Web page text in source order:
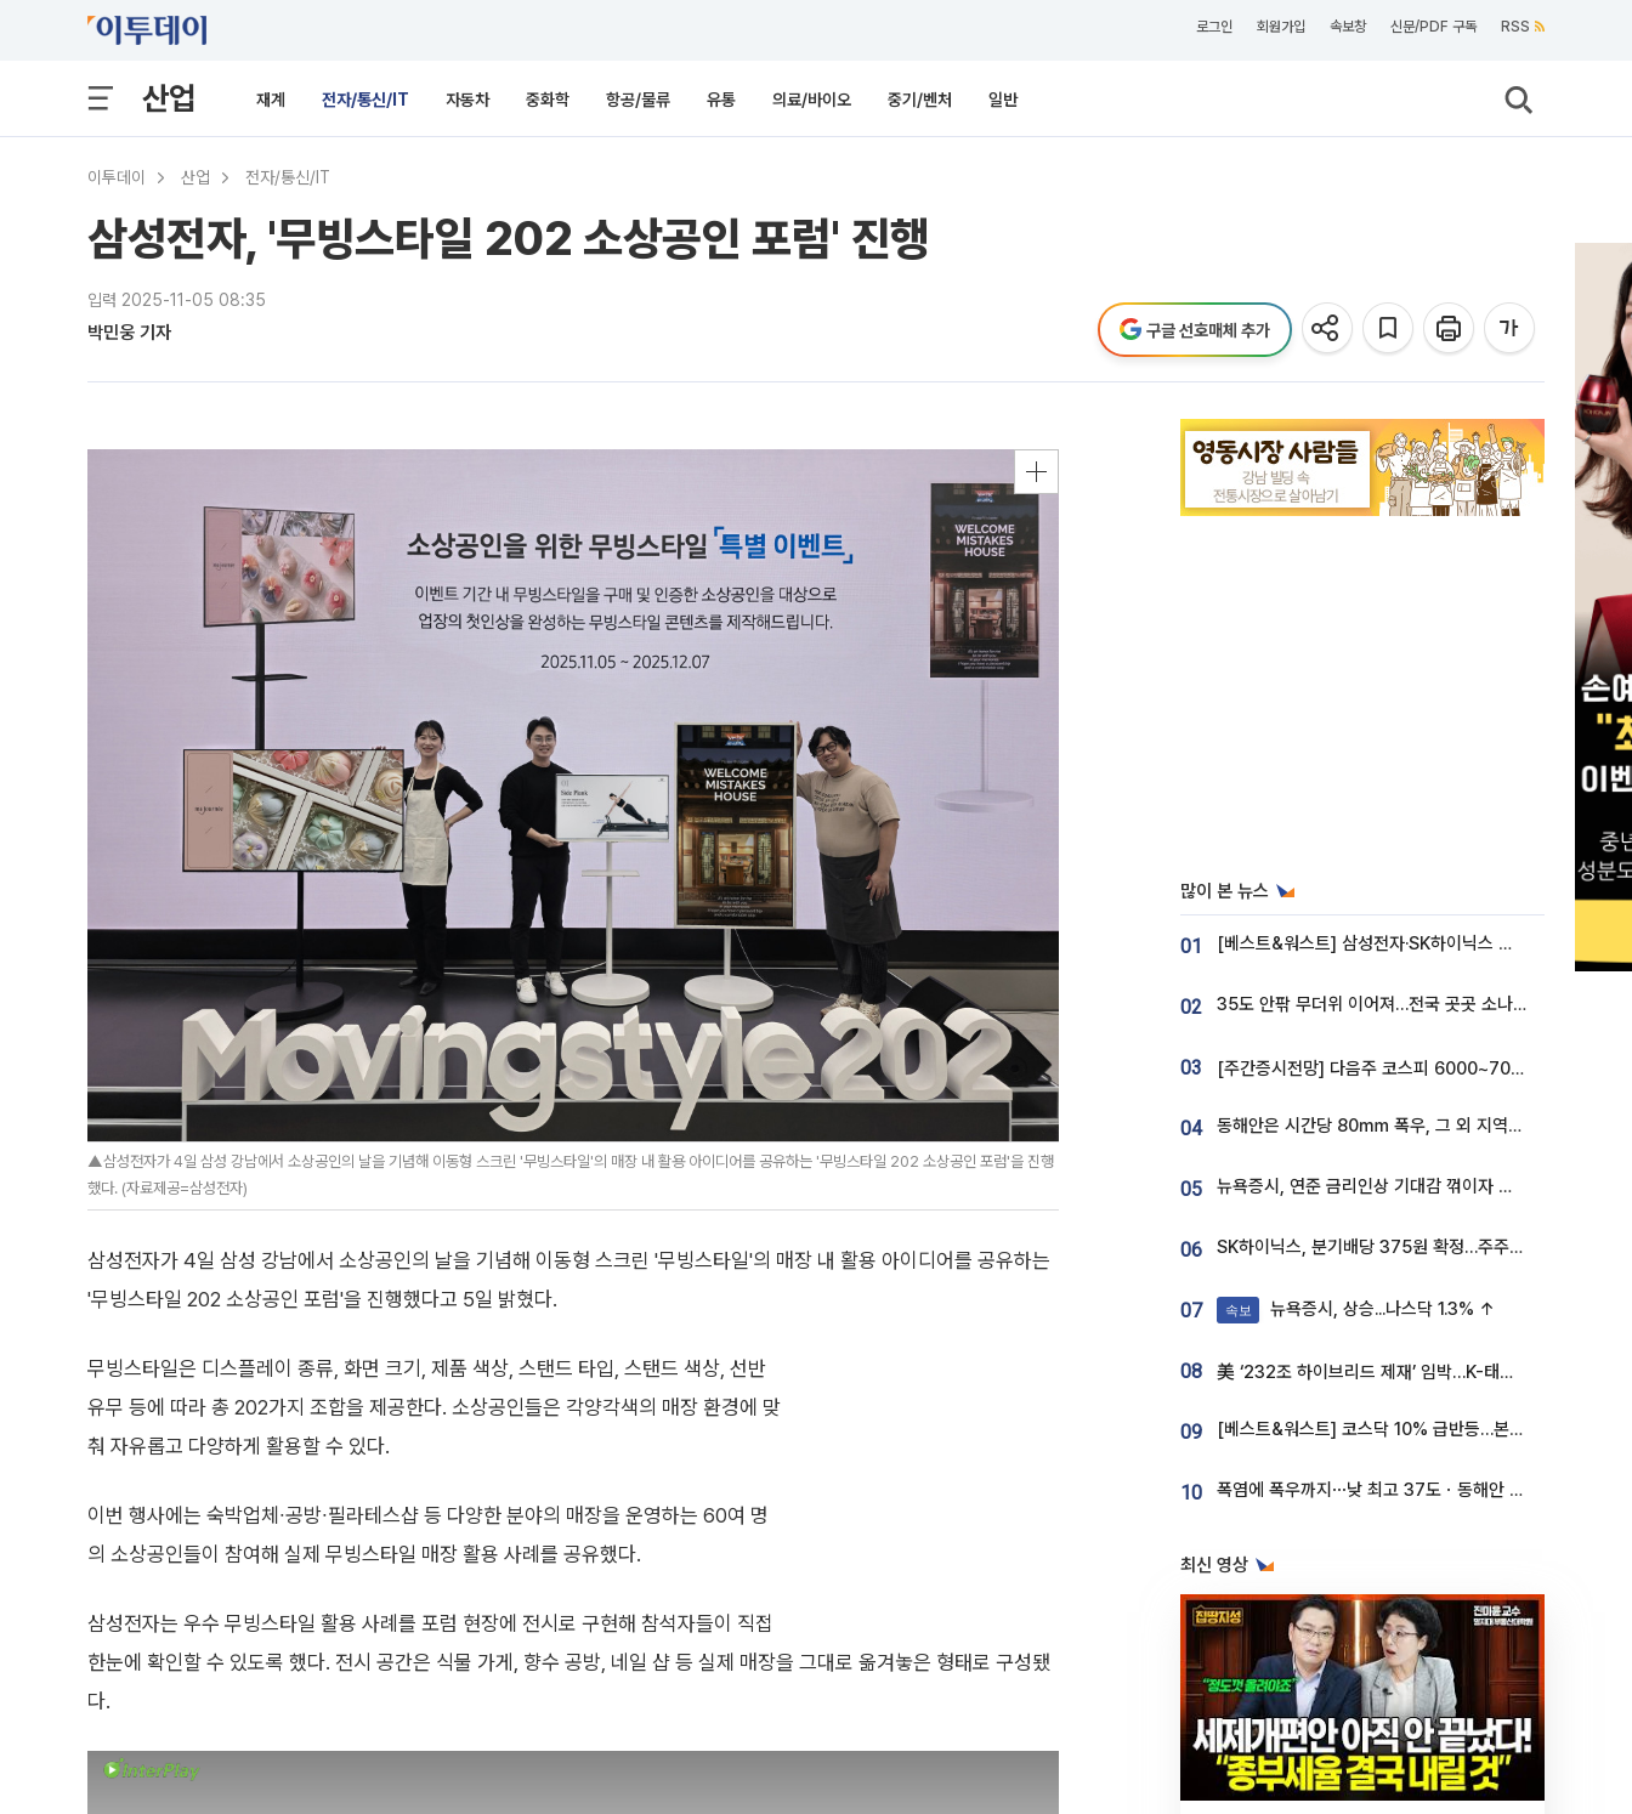
로그인 회원가입 속보창 신문/PDF 구독 RSS
산업 재계 전자/통신/IT 자동차 중화학 항공/물류 유통 의료/바이오 중기/벤처 일반
이투데이 산업 전자/통신/IT
삼성전자, '무빙스타일 202 소상공인 포럼' 진행
입력 2025-11-05 08:35
박민웅 기자 구글 선호매체 추가
▲삼성전자가 4일 삼성 강남에서 소상공인의 날을 기념해 이동형 스크린 '무빙스타일'의 매장 내 활용 아이디어를 공유하는 '무빙스타일 202 소상공인 포럼'을 진행
했다. (자료제공=삼성전자)
삼성전자가 4일 삼성 강남에서 소상공인의 날을 기념해 이동형 스크린 '무빙스타일'의 매장 내 활용 아이디어를 공유하는
'무빙스타일 202 소상공인 포럼'을 진행했다고 5일 밝혔다.
무빙스타일은 디스플레이 종류, 화면 크기, 제품 색상, 스탠드 타입, 스탠드 색상, 선반
유무 등에 따라 총 202가지 조합을 제공한다. 소상공인들은 각양각색의 매장 환경에 맞
춰 자유롭고 다양하게 활용할 수 있다.
이번 행사에는 숙박업체∙공방∙필라테스샵 등 다양한 분야의 매장을 운영하는 60여 명
의 소상공인들이 참여해 실제 무빙스타일 매장 활용 사례를 공유했다.
삼성전자는 우수 무빙스타일 활용 사례를 포럼 현장에 전시로 구현해 참석자들이 직접
한눈에 확인할 수 있도록 했다. 전시 공간은 식물 가게, 향수 공방, 네일 샵 등 실제 매장을 그대로 옮겨놓은 형태로 구성됐
다.
많이 본 뉴스
01 [베스트&워스트] 삼성전자·SK하이닉스 밀린 한 주…상상인증권은 85% 급등
02 35도 안팎 무더위 이어져…전국 곳곳 소나기 [오늘 날씨]
03 [주간증시전망] 다음주 코스피 6000~7000⋯“外人 수급은 정책이 변수”
04 동해안은 시간당 80㎜ 폭우, 그 외 지역은 폭염…‘극과 극 날씨’
05 뉴욕증시, 연준 금리인상 기대감 꺾이자 상승...S&P500 사상 최고치 [종합]
06 SK하이닉스, 분기배당 375원 확정…주주환원책 9월로 앞당겨 발표
07 속보 뉴욕증시, 상승...나스닥 1.3% ↑
08 美 ‘232조 하이브리드 제재’ 임박…K-태양광, 불확실성 털고 날개 다나
09 [베스트&워스트] 코스닥 10% 급반등…본느, 최대주주 변경 기대에 270% 폭등
10 폭염에 폭우까지⋯낮 최고 37도ㆍ동해안 강한 비 [날씨]
최신 영상